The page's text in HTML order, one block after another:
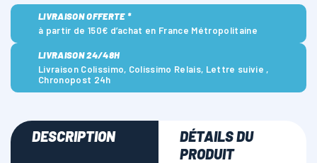
LIVRAISON OFFERTE *
à partir de 150€ d’achat en France Métropolitaine
LIVRAISON 24/48H
Livraison Colissimo, Colissimo Relais, Lettre suivie ,
Chronopost 24h
DESCRIPTION
DÉTAILS DU
PRODUIT